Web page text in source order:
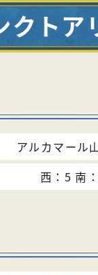
クトア
アルカマール
西：5 南